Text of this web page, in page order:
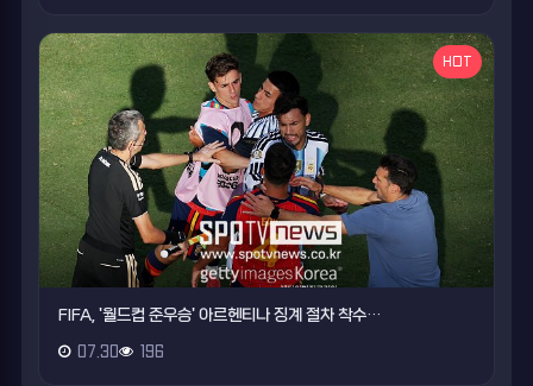
HOT
FIFA, '월드컵 준우승' 아르헨티나 징계 절차 착수…
07.30 196